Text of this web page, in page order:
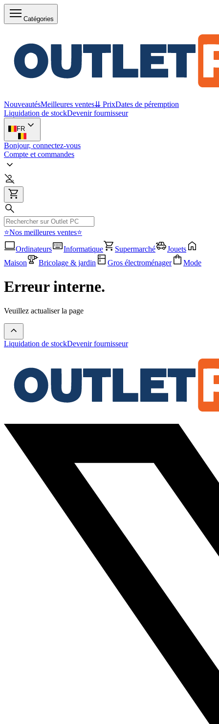
Catégories
NouveautésMeilleures ventes⇊ PrixDates de péremption
Liquidation de stockDevenir fournisseur
FR
Bonjour, connectez-vous
Compte et commandes
⭐Nos meilleures ventes⭐
Ordinateurs
Informatique Supermarché
Jouets
Maison
Bricolage & jardin Gros électroménager Mode
Erreur interne.
Veuillez actualiser la page
Liquidation de stockDevenir fournisseur